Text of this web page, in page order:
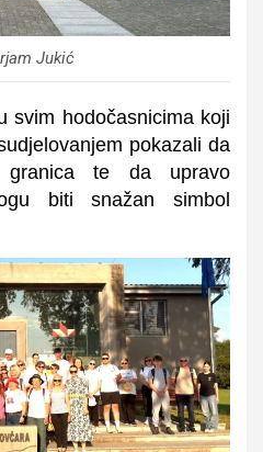
Jukić
svim hodočasnicima koji
pokazali da
granica te da upravo
biti snažan simbol